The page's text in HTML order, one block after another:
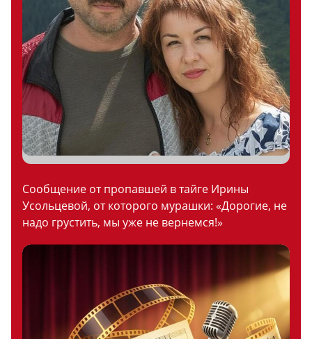
Сообщение от пропавшей в тайге Ирины
Усольцевой, от которого мурашки: «Дорогие, не
надо грустить, мы уже не вернемся!»